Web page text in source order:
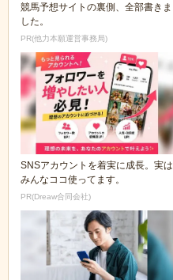
競馬予想サイトの裏側、全部書きま
した。
PR(他力本願運営事務局)
SNSアカウントを着実に成長。実は
みんなココ使ってます。
PR(Dreaw合同会社)